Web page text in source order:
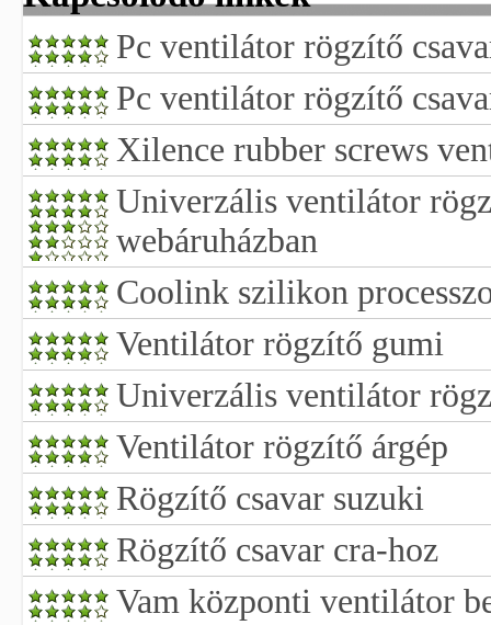
Pc ventilátor rögzítő
Pc ventilátor rögzítő
Xilence rubber screws
Univerzális ventilátor
webáruházban
Coolink szilikon
Ventilátor rögzítő gumi
Univerzális ventilátor
Ventilátor rögzítő árgép
Rögzítő csavar suzuki
Rögzítő csavar cra-hoz
Vam központi ventilátor